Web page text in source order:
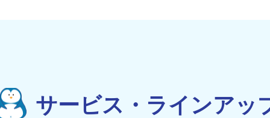
サービス・ラインアッ